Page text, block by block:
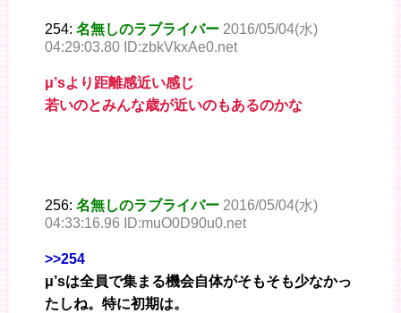
254: 名無しのラブライバー 2016/05/04(水)
04:29:03.80 ID:zbkVkxAe0.net
μ’sより距離感近い感じ
若いのとみんな歳が近いのもあるのかな
256: 名無しのラブライバー 2016/05/04(水)
04:33:16.96 ID:muO0D90u0.net
>>254
μ’sは全員で集まる機会自体がそもそも少なかっ
たしね。特に初期は。